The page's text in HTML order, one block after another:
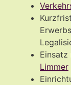
Limmer